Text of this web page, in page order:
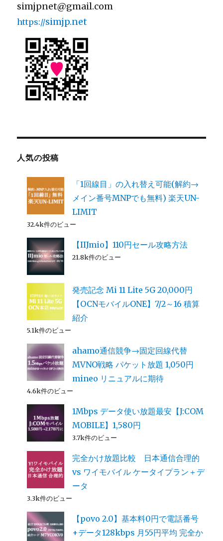
simjpnet@gmail.com
https://simjp.net
人気の投稿
「1回線目」の入れ替え可能(解約→
メイン番号MNPでも無料) 楽天UN-
LIMIT
32.4k件のビュー
【IIJmio】110円セール攻略方法
21.8k件のビュー
発売記念 Mi 11 Lite 5G 20,000円
【OCNモバイルONE】7/2～16 積算
紹介
5.1k件のビュー
ahamo通信競争→固定回線代替
MVNO戦略 パケット放題 1,050円
mineo リニュアルに期待
4.6k件のビュー
1Mbps データ使い放題最安【J:COM
MOBILE】1,580円
3.7k件のビュー
完全かけ放題比較 日本通信合理的
vs ワイモバイル ケータイプラン＋デ
ータ
3.3k件のビュー
【povo 2.0】基本料0円で電話番号
+データ128kbps 月55円平均 完全か